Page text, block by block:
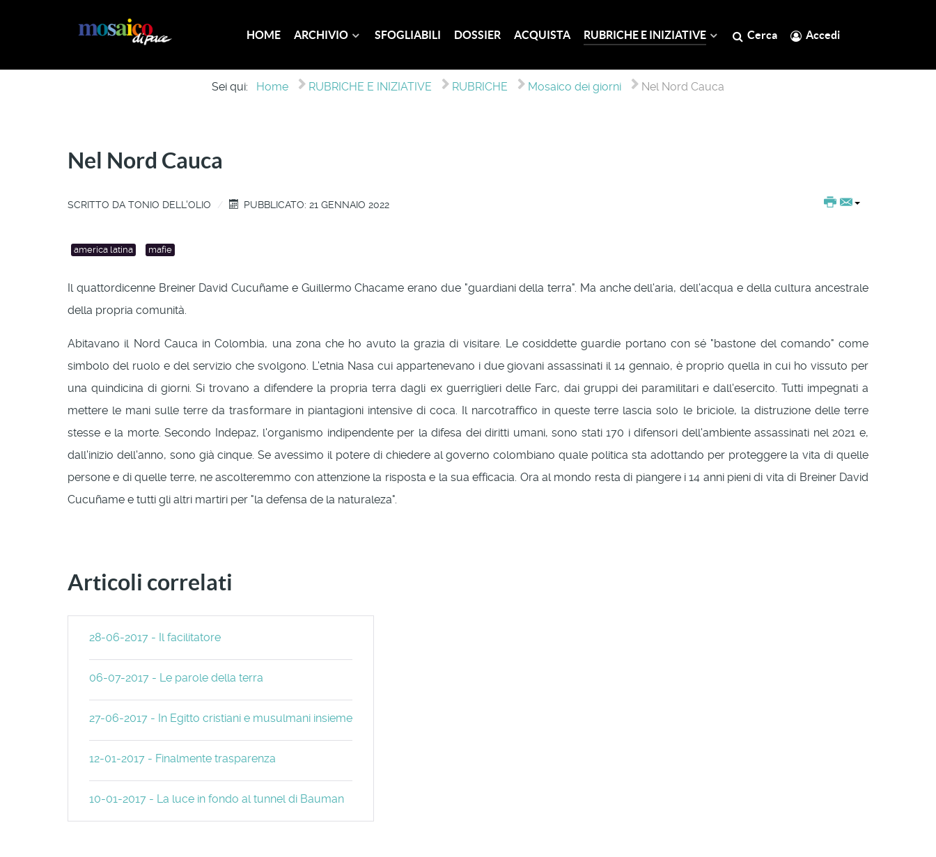
HOME ARCHIVIO SFOGLIABILI DOSSIER ACQUISTA RUBRICHE E INIZIATIVE Cerca Accedi
Sei qui: Home RUBRICHE E INIZIATIVE RUBRICHE Mosaico dei giorni Nel Nord Cauca
Nel Nord Cauca
SCRITTO DA TONIO DELL'OLIO PUBBLICATO: 21 GENNAIO 2022
america latina mafie
Il quattordicenne Breiner David Cucuñame e Guillermo Chacame erano due "guardiani della terra". Ma anche dell'aria, dell'acqua e della cultura ancestrale
della propria comunità.
Abitavano il Nord Cauca in Colombia, una zona che ho avuto la grazia di visitare. Le cosiddette guardie portano con sé "bastone del comando" come
simbolo del ruolo e del servizio che svolgono. L'etnia Nasa cui appartenevano i due giovani assassinati il 14 gennaio, è proprio quella in cui ho vissuto per
una quindicina di giorni. Si trovano a difendere la propria terra dagli ex guerriglieri delle Farc, dai gruppi dei paramilitari e dall'esercito. Tutti impegnati a
mettere le mani sulle terre da trasformare in piantagioni intensive di coca. Il narcotraffico in queste terre lascia solo le briciole, la distruzione delle terre
stesse e la morte. Secondo Indepaz, l'organismo indipendente per la difesa dei diritti umani, sono stati 170 i difensori dell'ambiente assassinati nel 2021 e,
dall'inizio dell'anno, sono già cinque. Se avessimo il potere di chiedere al governo colombiano quale politica sta adottando per proteggere la vita di quelle
persone e di quelle terre, ne ascolteremmo con attenzione la risposta e la sua efficacia. Ora al mondo resta di piangere i 14 anni pieni di vita di Breiner David
Cucuñame e tutti gli altri martiri per "la defensa de la naturaleza".
Articoli correlati
28-06-2017 - Il facilitatore
06-07-2017 - Le parole della terra
27-06-2017 - In Egitto cristiani e musulmani insieme
12-01-2017 - Finalmente trasparenza
10-01-2017 - La luce in fondo al tunnel di Bauman